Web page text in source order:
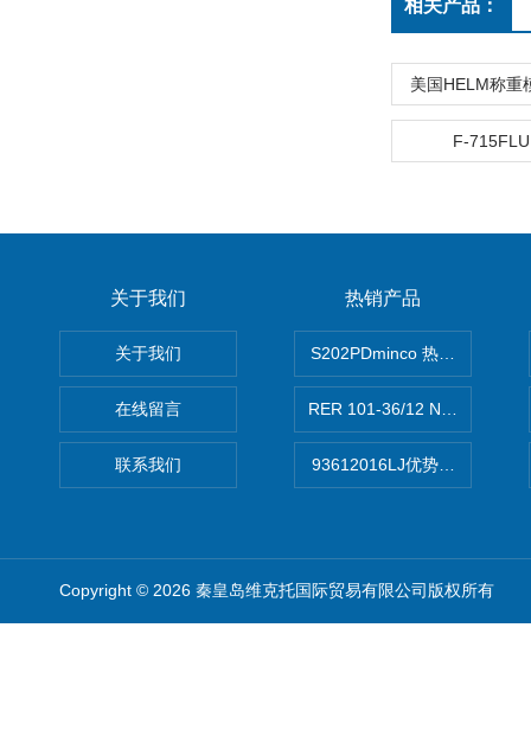
相关产品：
美国HELM称重
F-
关于我们
关于我们
在线留言
联系我们
热销产品
S202PDminco 热电阻
RER 101-36/12 NHH离心
93612016LJ优势供应美国
Copyright © 2026 秦皇岛维克托国际贸易有限公司版权所有